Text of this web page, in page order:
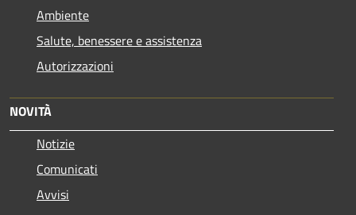
Ambiente
Salute, benessere e assistenza
Autorizzazioni
NOVITÀ
Notizie
Comunicati
Avvisi